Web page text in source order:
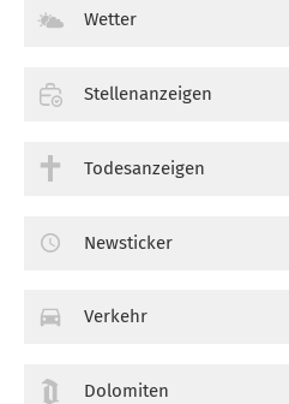
Wetter
Stellenanzeigen
Todesanzeigen
Newsticker
Verkehr
Dolomiten